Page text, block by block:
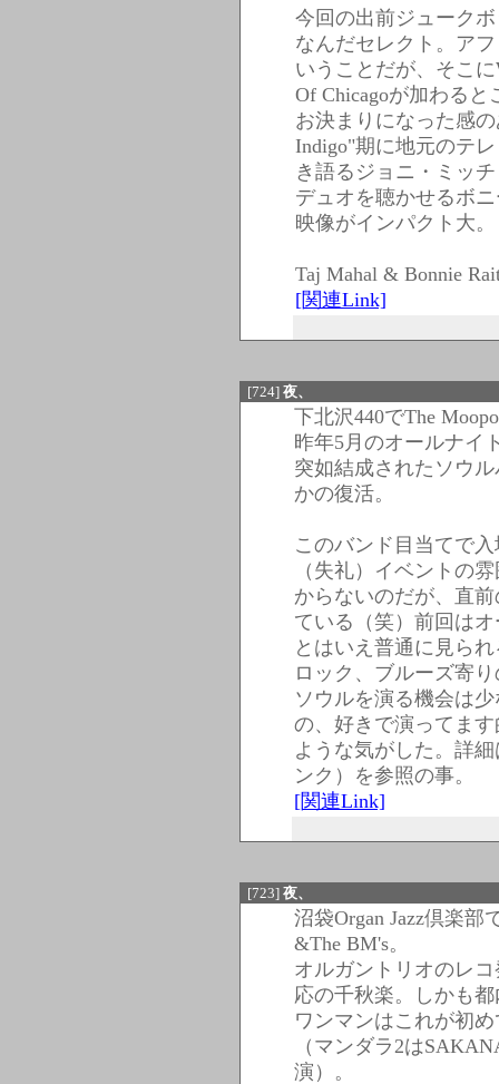
今回の出前ジューク
なんだセレクト。ア
いうことだが、そこに
Of Chicagoが加わる
お決まりになった感
Indigo"期に地元のテ
き語るジョニ・ミッ
デュオを聴かせるボ
映像がインパクト大。
Taj Mahal & Bonnie
[関連Link]
[724] 夜、
下北沢440でThe
昨年5月のオールナイ
突如結成されたソウ
かの復活。
このバンド目当てで
（失礼）イベントの
からないのだが、直
ている（笑）前回は
とはいえ普通に見ら
ロック、ブルーズ寄
ソウルを演る機会は
の、好きで演ってま
ような気がした。詳
ンク）を参照の事。
[関連Link]
[723] 夜、
沼袋Organ Jazz倶楽部
&The BM's。
オルガントリオのレ
応の千秋楽。しかも
ワンマンはこれが初
（マンダラ2は
演）。